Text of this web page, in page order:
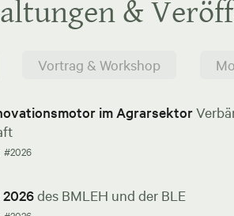
&
Vortrag & Workshop
im Agrarsektor
#2026
des BMLEH und der BLE